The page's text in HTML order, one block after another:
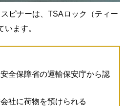
ピナーは、TSAロック（ティー
ます。
全保障省の運輸保安庁から認
社に荷物を預けられる